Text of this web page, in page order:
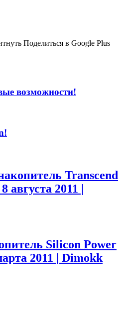
Поделиться в Google Plus
возможности!
Transcend
8 августа 2011 |
Silicon Power
2011 | Dimokk